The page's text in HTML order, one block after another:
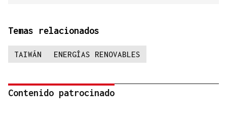
Temas relacionados
TAIWÁN ENERGÍAS RENOVABLES
Contenido patrocinado